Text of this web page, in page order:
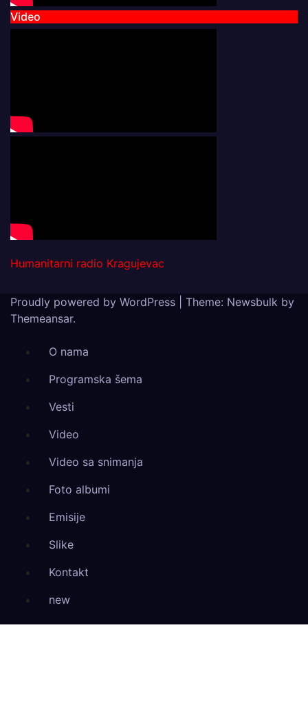
Video
Humanitarni radio Kragujevac
Proudly powered by WordPress Theme: Newsbulk by
Themeansar.
O nama
Programska šema
Vesti
Video
Video sa snimanja
Foto albumi
Emisije
Slike
Kontakt
new